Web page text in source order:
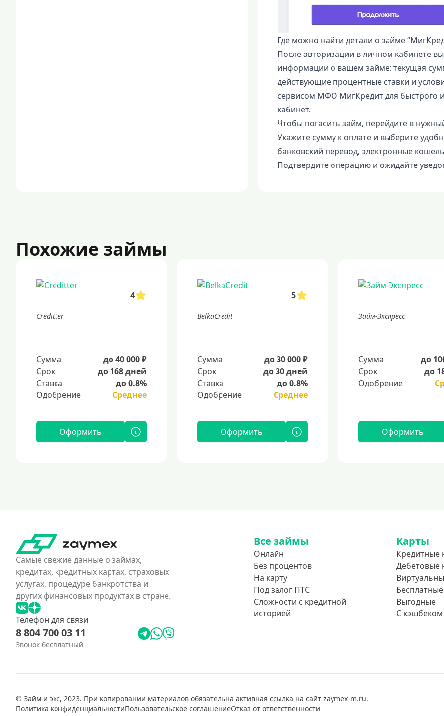
Где можно найти детали о займе
После авторизации в личном кабинете
информации о вашем займе: текущая
действующие процентные ставки и
сервисом МФО МигКредит для быстрого
кабинет.
Чтобы погасить займ, перейдите в
Укажите сумму к оплате и выберите
банковский перевод, электронные
Подтвердите операцию и ожидайте
Похожие займы
4
Creditter
Сумма
до 40 000 ₽
Срок
до 168 дней
Ставка
до 0.8%
Одобрение
Среднее
Оформить
5
BelkaCredit
Сумма
до 30 000 ₽
Срок
до 30 дней
Ставка
до 0.8%
Одобрение
Среднее
Оформить
Займ-Экспресс
Сумма
до
Срок
до
Одобрение
Оформить
Самые свежие данные о займах,
кредитах, кредитных картах, страховых
услугах, процедуре банкротства и
других финансовых продуктах в стране.
Телефон для связи
8 804 700 03 11
Звонок бесплатный
Все займы
Онлайн
Без процентов
На карту
Под залог ПТС
Сложности с кредитной
историей
Карты
Кредитные
Дебетовые
Бесплатные
Выгодные
С кэшбеком
© Займ и экс, 2023. При копировании материалов обязательна активная ссылка на сайт zaymex-m.ru.
Политика конфиденциальностиПользовательское соглашениеОтказ от ответственности